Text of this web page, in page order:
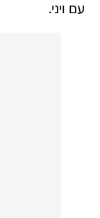
עם ויני.